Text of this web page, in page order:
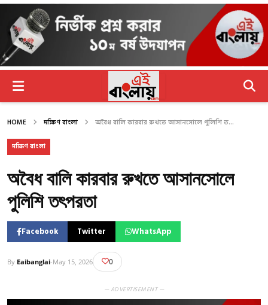
HOME দক্ষিণ বাংলা অবৈধ বালি কারবার রুখতে আসানসোলে পুলিশি ত...
দক্ষিণ বাংলা
অবৈধ বালি কারবার রুখতে আসানসোলে
পুলিশি তৎপরতা
Facebook Twitter WhatsApp
By Eaibanglai-May 15, 2026 0
— ADVERTISEMENT —